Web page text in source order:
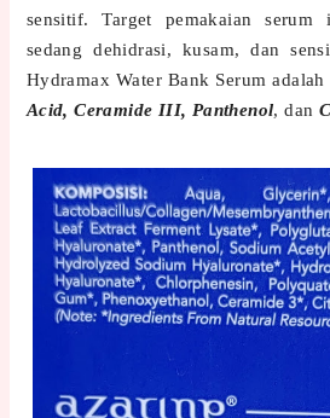
sensitif. Target pemakaian
sedang dehidrasi, kusam, dan
Hydramax Water Bank Serum adalah
Acid, Ceramide III, Panthenol, dan